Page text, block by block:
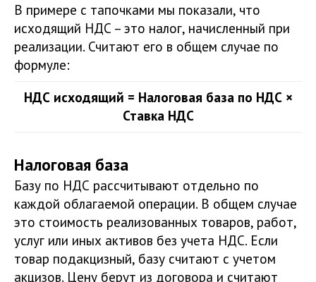
В примере с тапочками мы показали, что
исходящий НДС – это налог, начисленный при
реализации. Считают его в общем случае по
формуле:
НДС исходящий = Налоговая база по НДС ×
Ставка НДС
Налоговая база
Базу по НДС рассчитывают отдельно по
каждой облагаемой операции. В общем случае
это стоимость реализованных товаров, работ,
услуг или иных активов без учета НДС. Если
товар подакцизный, базу считают с учетом
акцизов. Цену берут из договора и считают